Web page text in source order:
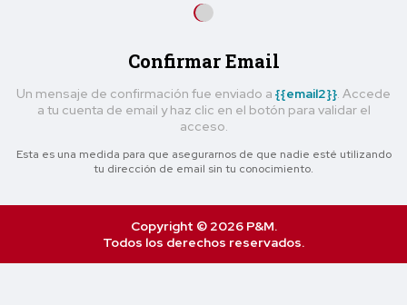
Confirmar Email
Un mensaje de confirmación fue enviado a {{email2}}. Accede
a tu cuenta de email y haz clic en el botón para validar el
acceso.
Esta es una medida para que asegurarnos de que nadie esté utilizando
tu dirección de email sin tu conocimiento.
Copyright © 2026 P&M.
Todos los derechos reservados.